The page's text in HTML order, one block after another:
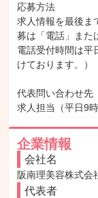
応募方法
求人情報を最後ま
募は「電話」また
電話受付時間は平
けております。）
代表問い合わせ先
求人担当（平日9
企業情報
会社名
阪南理美容株式会
代表者